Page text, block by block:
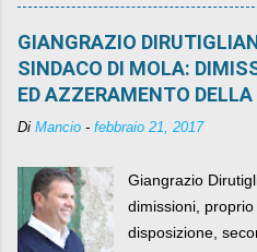
GIANGRAZIO
SINDACO DI MOLA:
ED AZZERAMENTO
Di Mancio - febbraio 21, 2017
Giangrazio
dimissioni,
disposizione,